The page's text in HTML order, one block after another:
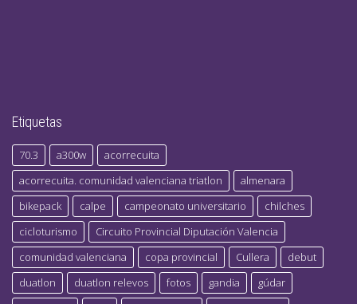
Etiquetas
70.3 a300w
acorrecuita
acorrecuita. comunidad valenciana triatlon
almenara
bikepack
calpe campeonato universitario
chilches
cicloturismo
Circuito Provincial Diputación Valencia
comunidad valenciana
copa provincial Cullera
debut
duatlon
duatlon relevos fotos gandia
gúdar